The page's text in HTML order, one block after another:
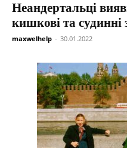
Неандертальці
кишкові та
maxwelhelp - 30.01.2022